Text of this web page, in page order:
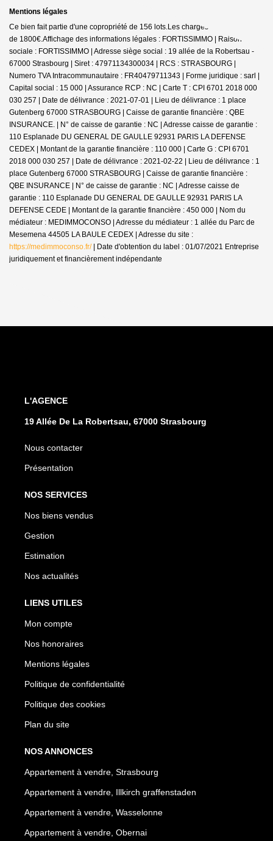
Mentions légales
Ce bien fait partie d'une copropriété de 156 lots.Les charges annuelles sont
de 1800€.Affichage des informations légales : FORTISSIMMO | Raison
sociale : FORTISSIMMO | Adresse siège social : 19 allée de la Robertsau -
67000 Strasbourg | Siret : 47971134300034 | RCS : STRASBOURG |
Numero TVA Intracommunautaire : FR40479711343 | Forme juridique : sarl |
Capital social : 15 000 | Assurance RCP : NC | Carte T : CPI 6701 2018 000
030 257 | Date de délivrance : 2021-07-01 | Lieu de délivrance : 1 place
Gutenberg 67000 STRASBOURG | Caisse de garantie financière : QBE
INSURANCE. | N° de caisse de garantie : NC | Adresse caisse de garantie :
110 Esplanade DU GENERAL DE GAULLE 92931 PARIS LA DEFENSE
CEDEX | Montant de la garantie financière : 110 000 | Carte G : CPI 6701
2018 000 030 257 | Date de délivrance : 2021-02-22 | Lieu de délivrance : 1
place Gutenberg 67000 STRASBOURG | Caisse de garantie financière :
QBE INSURANCE | N° de caisse de garantie : NC | Adresse caisse de
garantie : 110 Esplanade DU GENERAL DE GAULLE 92931 PARIS LA
DEFENSE CEDE | Montant de la garantie financière : 450 000 | Nom du
médiateur : MEDIMMOCONSO | Adresse du médiateur : 1 allée du Parc de
Mesemena 44505 LA BAULE CEDEX | Adresse du site :
https://medimmoconso.fr/| Date d'obtention du label : 01/07/2021 Entreprise
juridiquement et financièrement indépendante
L'AGENCE
19 Allée De La Robertsau, 67000 Strasbourg
Nous contacter
Présentation
NOS SERVICES
Nos biens vendus
Gestion
Estimation
Nos actualités
LIENS UTILES
Mon compte
Nos honoraires
Mentions légales
Politique de confidentialité
Politique des cookies
Plan du site
NOS ANNONCES
Appartement à vendre, Strasbourg
Appartement à vendre, Illkirch graffenstaden
Appartement à vendre, Wasselonne
Appartement à vendre, Obernai